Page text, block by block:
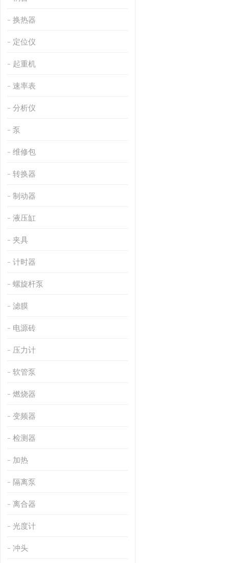
换热器
定位仪
起重机
速率表
分析仪
泵
维修包
转换器
制动器
液压缸
夹具
计时器
螺旋杆泵
滤膜
电源砖
压力计
软管泵
燃烧器
变频器
检测器
加热
隔离泵
离合器
光度计
冲头